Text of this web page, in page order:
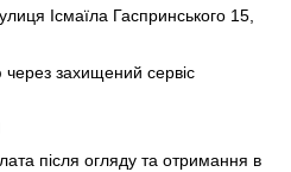
Ісмаїла Гаспринського 15,
захищений сервіс
після огляду та отримання в